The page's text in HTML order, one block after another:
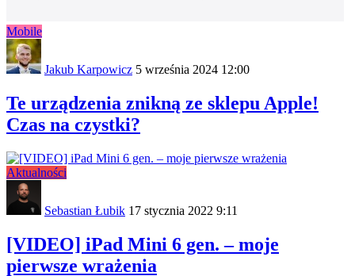
Mobile
Jakub Karpowicz 5 września 2024 12:00
Te urządzenia znikną ze sklepu Apple!
Czas na czystki?
Aktualności
Sebastian Łubik 17 stycznia 2022 9:11
[VIDEO] iPad Mini 6 gen. – moje
pierwsze wrażenia